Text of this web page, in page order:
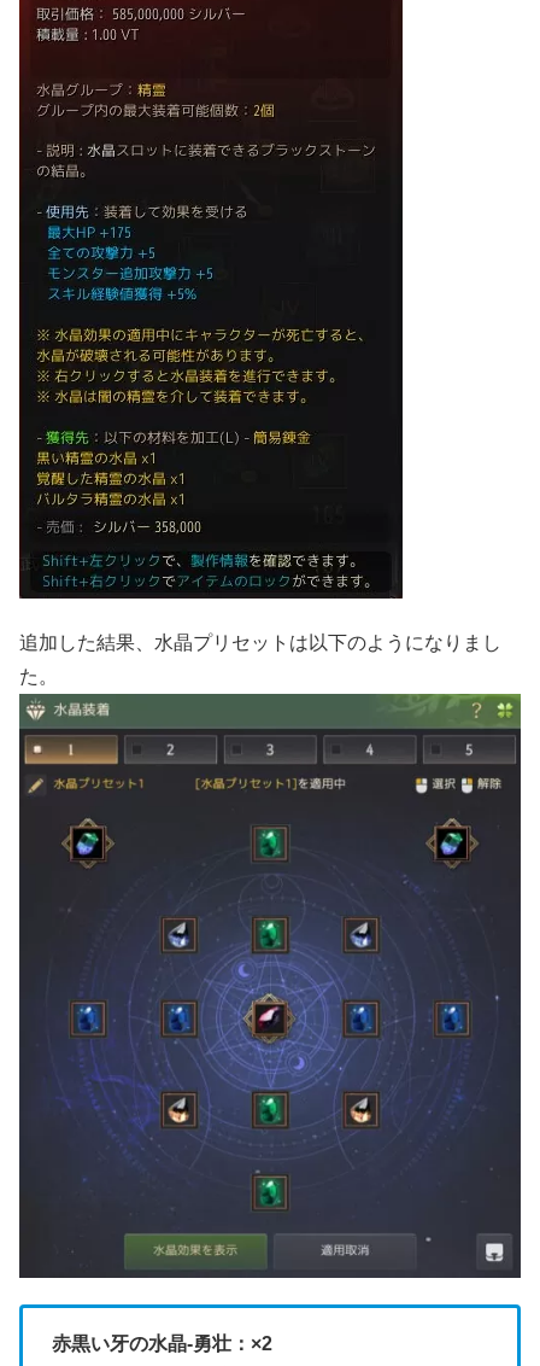
追加した結果、水晶プリセットは以下のようになりまし
た。
赤黒い牙の水晶-勇壮：×2